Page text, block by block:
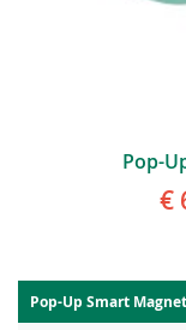
Pop-
€
Pop-Up Smart